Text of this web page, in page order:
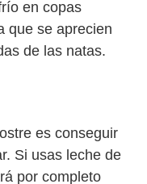
en copas
que se aprecien
de las natas.
es conseguir
Si usas leche de
por completo